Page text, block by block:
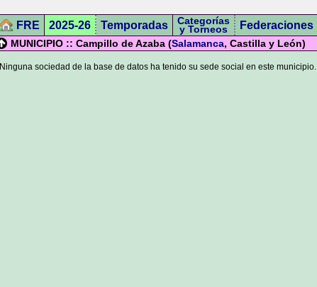
FRE 2025-26 Temporadas Categorías
y Torneos Federaciones
MUNICIPIO :: Campillo de Azaba (Salamanca, Castilla y León)
Ninguna sociedad de la base de datos ha tenido su sede social en este municipio.